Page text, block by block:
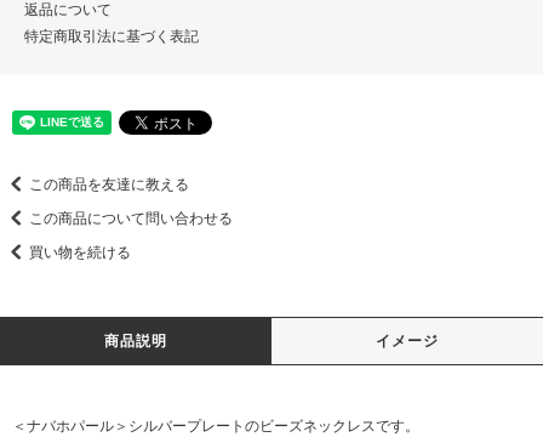
返品について
特定商取引法に基づく表記
この商品を友達に教える
この商品について問い合わせる
買い物を続ける
商品説明 イメージ
＜ナバホパール＞シルバープレートのビーズネックレスです。